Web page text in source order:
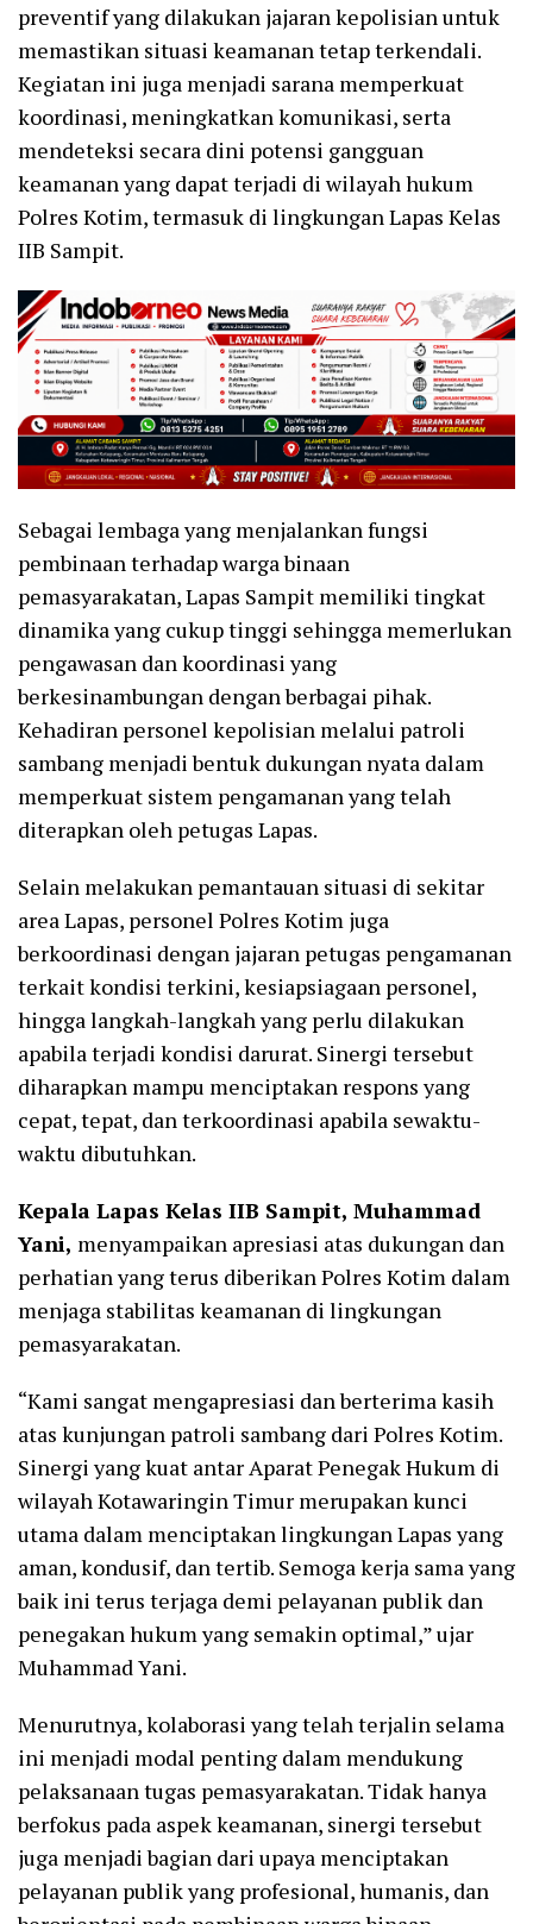
preventif yang dilakukan jajaran kepolisian untuk
memastikan situasi keamanan tetap terkendali.
Kegiatan ini juga menjadi sarana memperkuat
koordinasi, meningkatkan komunikasi, serta
mendeteksi secara dini potensi gangguan
keamanan yang dapat terjadi di wilayah hukum
Polres Kotim, termasuk di lingkungan Lapas Kelas
IIB Sampit.
Sebagai lembaga yang menjalankan fungsi
pembinaan terhadap warga binaan
pemasyarakatan, Lapas Sampit memiliki tingkat
dinamika yang cukup tinggi sehingga memerlukan
pengawasan dan koordinasi yang
berkesinambungan dengan berbagai pihak.
Kehadiran personel kepolisian melalui patroli
sambang menjadi bentuk dukungan nyata dalam
memperkuat sistem pengamanan yang telah
diterapkan oleh petugas Lapas.
Selain melakukan pemantauan situasi di sekitar
area Lapas, personel Polres Kotim juga
berkoordinasi dengan jajaran petugas pengamanan
terkait kondisi terkini, kesiapsiagaan personel,
hingga langkah-langkah yang perlu dilakukan
apabila terjadi kondisi darurat. Sinergi tersebut
diharapkan mampu menciptakan respons yang
cepat, tepat, dan terkoordinasi apabila sewaktu-
waktu dibutuhkan.
Kepala Lapas Kelas IIB Sampit, Muhammad
Yani, menyampaikan apresiasi atas dukungan dan
perhatian yang terus diberikan Polres Kotim dalam
menjaga stabilitas keamanan di lingkungan
pemasyarakatan.
“Kami sangat mengapresiasi dan berterima kasih
atas kunjungan patroli sambang dari Polres Kotim.
Sinergi yang kuat antar Aparat Penegak Hukum di
wilayah Kotawaringin Timur merupakan kunci
utama dalam menciptakan lingkungan Lapas yang
aman, kondusif, dan tertib. Semoga kerja sama yang
baik ini terus terjaga demi pelayanan publik dan
penegakan hukum yang semakin optimal,” ujar
Muhammad Yani.
Menurutnya, kolaborasi yang telah terjalin selama
ini menjadi modal penting dalam mendukung
pelaksanaan tugas pemasyarakatan. Tidak hanya
berfokus pada aspek keamanan, sinergi tersebut
juga menjadi bagian dari upaya menciptakan
pelayanan publik yang profesional, humanis, dan